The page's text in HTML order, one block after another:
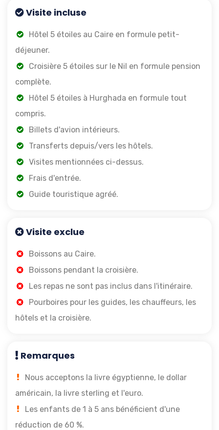
Visite incluse
Hôtel 5 étoiles au Caire en formule petit-
déjeuner.
Croisière 5 étoiles sur le Nil en formule pension
complète.
Hôtel 5 étoiles à Hurghada en formule tout
compris.
Billets d'avion intérieurs.
Transferts depuis/vers les hôtels.
Visites mentionnées ci-dessus.
Frais d'entrée.
Guide touristique agréé.
Visite exclue
Boissons au Caire.
Boissons pendant la croisière.
Les repas ne sont pas inclus dans l'itinéraire.
Pourboires pour les guides, les chauffeurs, les
hôtels et la croisière.
Remarques
Nous acceptons la livre égyptienne, le dollar
américain, la livre sterling et l'euro.
Les enfants de 1 à 5 ans bénéficient d'une
réduction de 60 %.